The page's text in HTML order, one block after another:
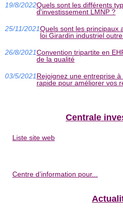
19/8/2022Quels sont les différents
d'investissement LMNP ?
25/11/2021Quels sont les principaux
loi Girardin industriel
26/8/2021Convention tripartite en
de la qualité
03/5/2021Rejoignez une entreprise
rapide pour améliorer vos
Centrale
Liste site web
Centre d’information pour...